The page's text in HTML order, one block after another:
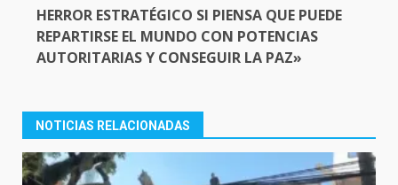
HERROR ESTRATÉGICO SI PIENSA QUE PUEDE
REPARTIRSE EL MUNDO CON POTENCIAS
AUTORITARIAS Y CONSEGUIR LA PAZ»
NOTICIAS RELACIONADAS